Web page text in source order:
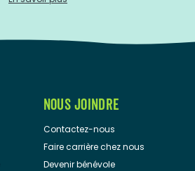
NOUS JOINDRE
Contactez-nous
Faire carrière chez nous
Devenir bénévole